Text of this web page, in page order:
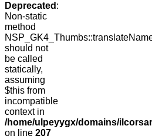
Deprecated :
Non-static
method
should not
be called
statically,
assuming
$this from
incompatible
context in
/home/ulpeyygx/domains/
on line 207